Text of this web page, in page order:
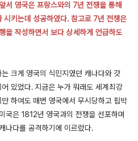
서 영국은 프랑스와의 7년 전쟁을 통해
시키는데 성공하였다. 참고로 7년 전쟁은
을 작성하면서 보다 상세하게 언급하도
크게 영국의 식민지였던 캐나다와 갓
있었다. 지금은 누가 뭐래도 세계최강
하여도 매번 영국에서 무시당하고 핍박
국은 1812년 영국과의 전쟁을 선포하며
나다를 공격하기에 이르렀다.